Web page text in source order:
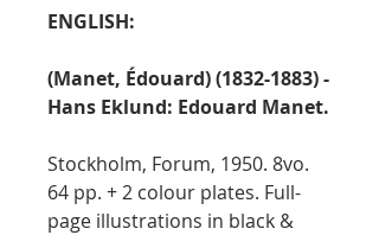
ENGLISH:
(Manet, Édouard) (1832-1883) -
Hans Eklund: Edouard Manet.
Stockholm, Forum, 1950. 8vo.
64 pp. + 2 colour plates. Full-
page illustrations in black &